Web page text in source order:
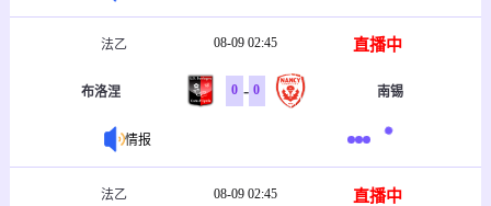
法乙 08-09 02:45 直播中
布洛涅 0 - 0 南锡
情报
法乙 08-09 02:45 直播中